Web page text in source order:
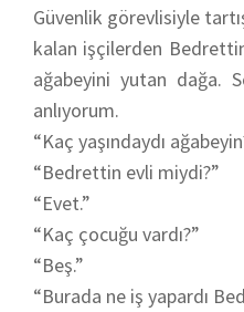
Güvenlik görevlisiyle
kalan işçilerden Bedrettin
ağabeyini yutan dağa.
anlıyorum.
“Kaç yaşındaydı
“Bedrettin evli miydi?”
“Evet.”
“Kaç çocuğu vardı?”
“Beş.”
“Burada ne iş yapardı